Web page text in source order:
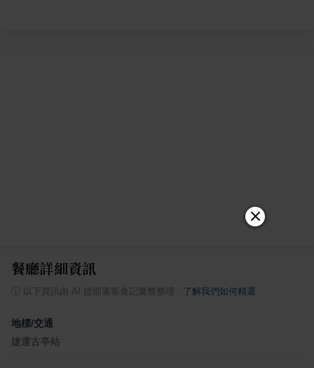
餐廳詳細資訊
以下資訊由 AI 從部落客食記彙整整理 了解我們如何精選
地標/交通
捷運古亭站